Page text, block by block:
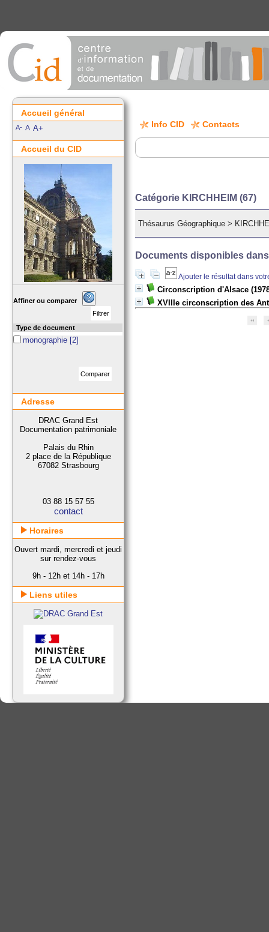
Info CID Contacts
Catégorie KIRCHHEIM (67)
Thésaurus Géographique >
Documents disponibles
Ajouter le résultat dans
Circonscription d'Alsace
XVIIIe circonscription des
Accueil général
A- A A+
Accueil du CID
Affiner ou comparer
Type de document
monographie [2]
Adresse
DRAC Grand Est
Documentation patrimoniale
Palais du Rhin
2 place de la République
67082 Strasbourg
03 88 15 57 55
contact
Horaires
Ouvert mardi, mercredi et jeudi
sur rendez-vous
9h - 12h et 14h - 17h
Liens utiles